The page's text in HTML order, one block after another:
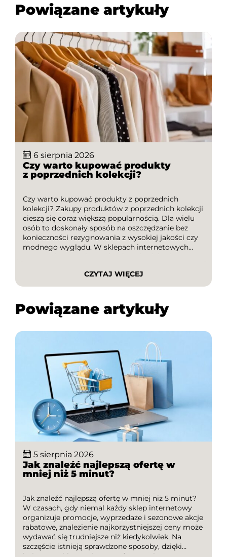
Powiązane artykuły
6 sierpnia 2026
Czy warto kupować produkty
z poprzednich kolekcji?
Czy warto kupować produkty z poprzednich
kolekcji? Zakupy produktów z poprzednich kolekcji
cieszą się coraz większą popularnością. Dla wielu
osób to doskonały sposób na oszczędzanie bez
konieczności rezygnowania z wysokiej jakości czy
modnego wyglądu. W sklepach internetowych
oraz stacjonarnych regularnie pojawiają się
znaleźć atrakcyjne okazje. Dodatkową korzyścią są
kody rabatowe i kody promocyjne, które pozwalają
CZYTAJ WIĘCEJ
Powiązane artykuły
5 sierpnia 2026
Jak znaleźć najlepszą ofertę w
mniej niż 5 minut?
Jak znaleźć najlepszą ofertę w mniej niż 5 minut?
W czasach, gdy niemal każdy sklep internetowy
organizuje promocje, wyprzedaże i sezonowe akcje
rabatowe, znalezienie najkorzystniejszej ceny może
wydawać się trudniejsze niż kiedykolwiek. Na
szczęście istnieją sprawdzone sposoby, dzięki